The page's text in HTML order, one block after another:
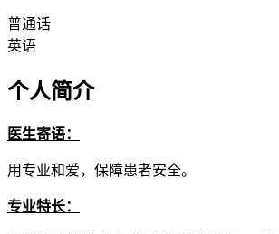
普通话
英语
个人简介
医生寄语：
用专业和爱，保障患者安全。
专业特长：